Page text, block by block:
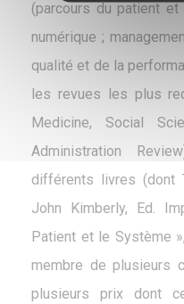
(parcours du patient
numérique ;
qualité et de la
les revues les plus
Medicine, Social
Administration
différents livres (dont
John Kimberly, Ed.
Patient et le Système
membre de plusieurs
plusieurs prix dont